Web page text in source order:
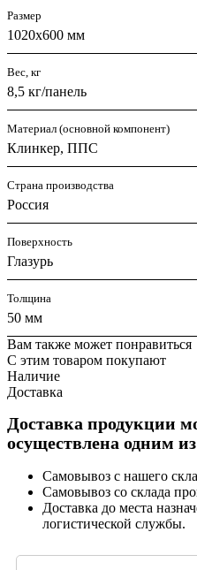
Размер
1020х600 мм
Вес, кг
8,5 кг/панель
Материал (основной компонент)
Клинкер, ППС
Страна производства
Россия
Поверхность
Глазурь
Толщина
50 мм
Вам также может понравиться
С этим товаром покупают
Наличие
Доставка
Доставка продукции
осуществлена одним
Самовывоз с нашего
Самовывоз со склада
Доставка до места
логистической службы.